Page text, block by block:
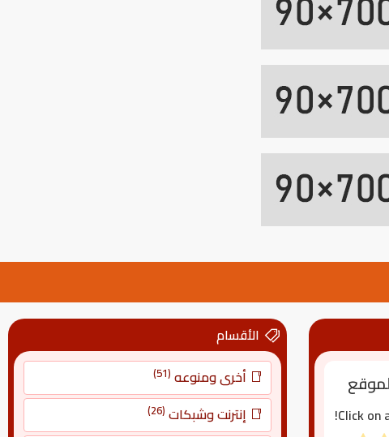
Click
الأقسام
أخرى ومنوعه (51)
إنترنت وشبكات (26)